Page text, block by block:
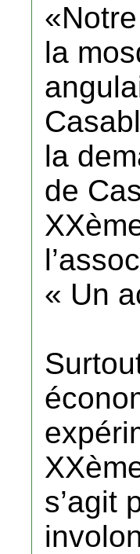
la
la
de
« Un
s’agit